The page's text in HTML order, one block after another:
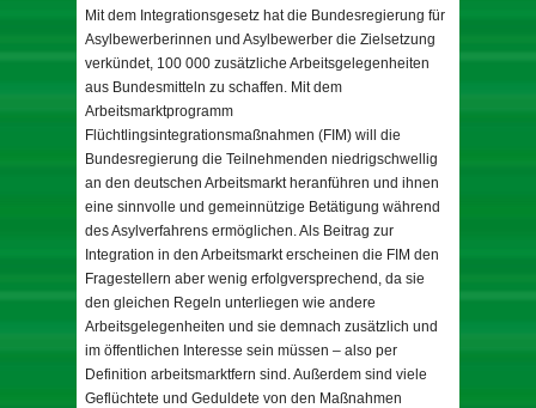
Mit dem Integrationsgesetz hat die Bundesregierung für
Asylbewerberinnen und Asylbewerber die Zielsetzung
verkündet, 100 000 zusätzliche Arbeitsgelegenheiten
aus Bundesmitteln zu schaffen. Mit dem
Arbeitsmarktprogramm
Flüchtlingsintegrationsmaßnahmen (FIM) will die
Bundesregierung die Teilnehmenden niedrigschwellig
an den deutschen Arbeitsmarkt heranführen und ihnen
eine sinnvolle und gemeinnützige Betätigung während
des Asylverfahrens ermöglichen. Als Beitrag zur
Integration in den Arbeitsmarkt erscheinen die FIM den
Fragestellern aber wenig erfolgversprechend, da sie
den gleichen Regeln unterliegen wie andere
Arbeitsgelegenheiten und sie demnach zusätzlich und
im öffentlichen Interesse sein müssen – also per
Definition arbeitsmarktfern sind. Außerdem sind viele
Geflüchtete und Geduldete von den Maßnahmen